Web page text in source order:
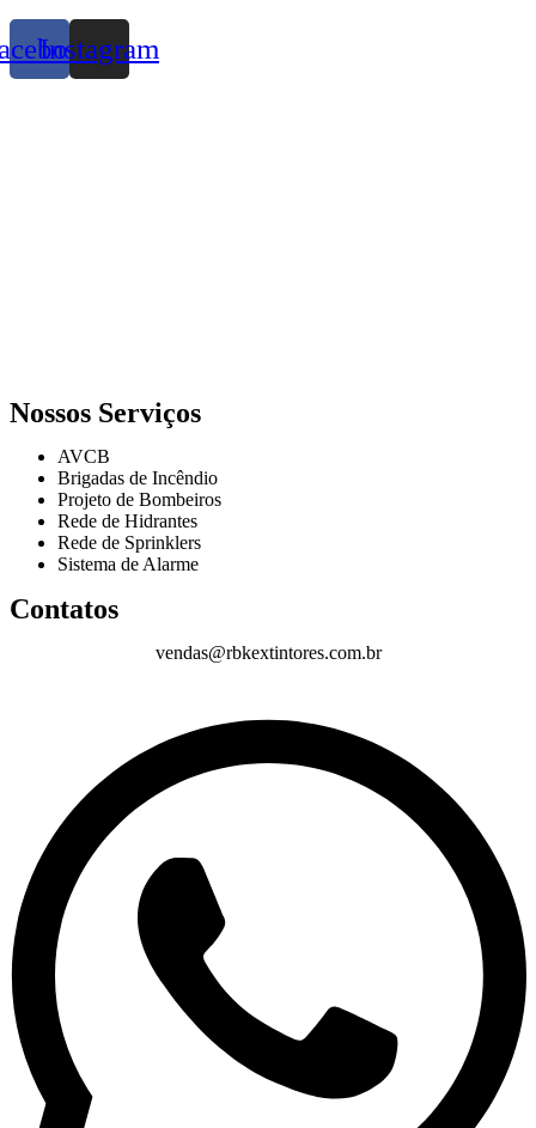
Instagram
Nossos Serviços
AVCB
Brigadas de Incêndio
Projeto de Bombeiros
Rede de Hidrantes
Rede de Sprinklers
Sistema de Alarme
Contatos
vendas@rbkextintores.com.br